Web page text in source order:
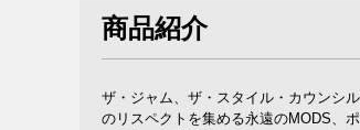
商品紹介
ザ・ジャム、ザ・スタイル・カウンシ
のリスペクトを集める永遠のMODS、